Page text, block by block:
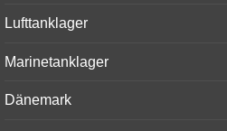
Lufttanklager
Marinetanklager
Dänemark